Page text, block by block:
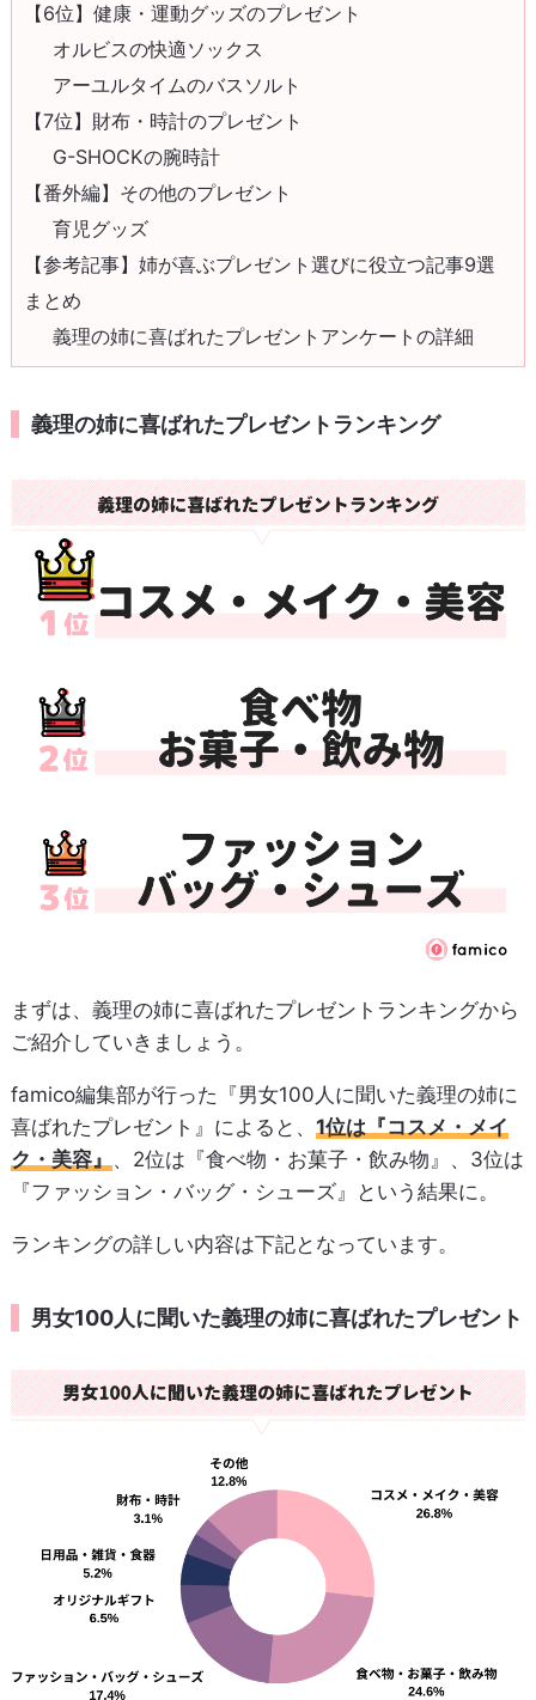
【6位】健康・運動グッズのプレゼント
オルビスの快適ソックス
アーユルタイムのバスソルト
【7位】財布・時計のプレゼント
G-SHOCKの腕時計
【番外編】その他のプレゼント
育児グッズ
【参考記事】姉が喜ぶプレゼント選びに役立つ記事9選
まとめ
義理の姉に喜ばれたプレゼントアンケートの詳細
義理の姉に喜ばれたプレゼントランキング
まずは、義理の姉に喜ばれたプレゼントランキングから
ご紹介していきましょう。
famico編集部が行った『男女100人に聞いた義理の姉に
喜ばれたプレゼント』によると、 1位は『コスメ・メイ
ク・美容』、2位は『食べ物・お菓子・飲み物』、3位は
『ファッション・バッグ・シューズ』という結果に。
ランキングの詳しい内容は下記となっています。
男女100人に聞いた義理の姉に喜ばれたプレゼント